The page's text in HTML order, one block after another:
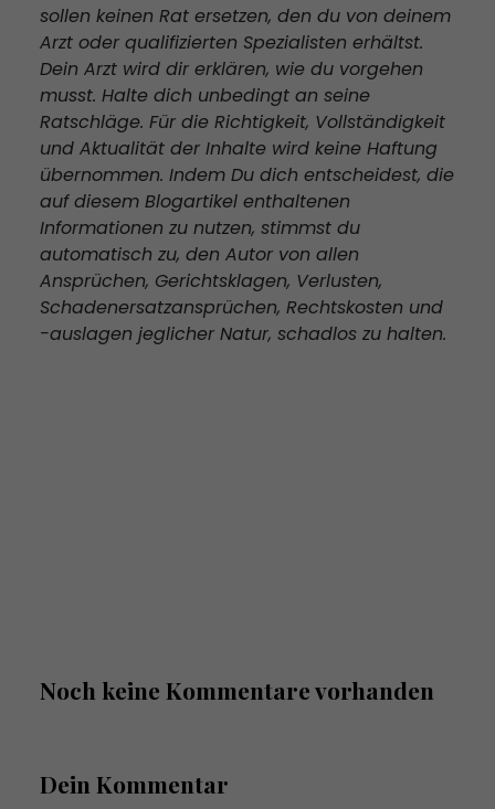
sollen keinen Rat ersetzen, den du von deinem
Arzt oder qualifizierten Spezialisten erhältst.
Dein Arzt wird dir erklären, wie du vorgehen
musst. Halte dich unbedingt an seine
Ratschläge. Für die Richtigkeit, Vollständigkeit
und Aktualität der Inhalte wird keine Haftung
übernommen. Indem Du dich entscheidest, die
auf diesem Blogartikel enthaltenen
Informationen zu nutzen, stimmst du
automatisch zu, den Autor von allen
Ansprüchen, Gerichtsklagen, Verlusten,
Schadenersatzansprüchen, Rechtskosten und
-auslagen jeglicher Natur, schadlos zu halten.
Noch keine Kommentare vorhanden
Dein Kommentar